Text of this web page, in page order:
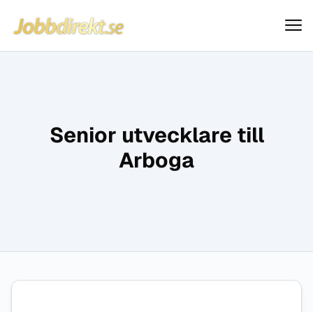
Hoppa till innehåll
Jobbdirekt
Senior utvecklare till
Arboga